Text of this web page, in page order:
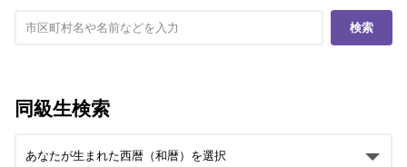
検索
同級生検索